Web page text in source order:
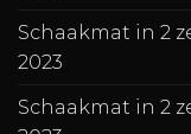
Schaakmat in 2
2023
Schaakmat in 2